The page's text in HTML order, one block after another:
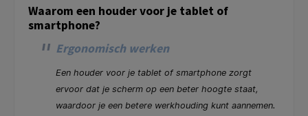
Waarom een houder voor je tablet of
smartphone?
Ergonomisch werken
Een houder voor je tablet of smartphone zorgt
ervoor dat je scherm op een beter hoogte staat,
waardoor je een betere werkhouding kunt aannemen.